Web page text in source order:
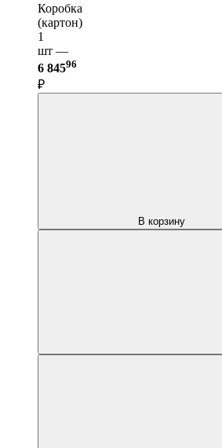
Коробка
(картон)
1
шт —
6 84596
₽
В корзину